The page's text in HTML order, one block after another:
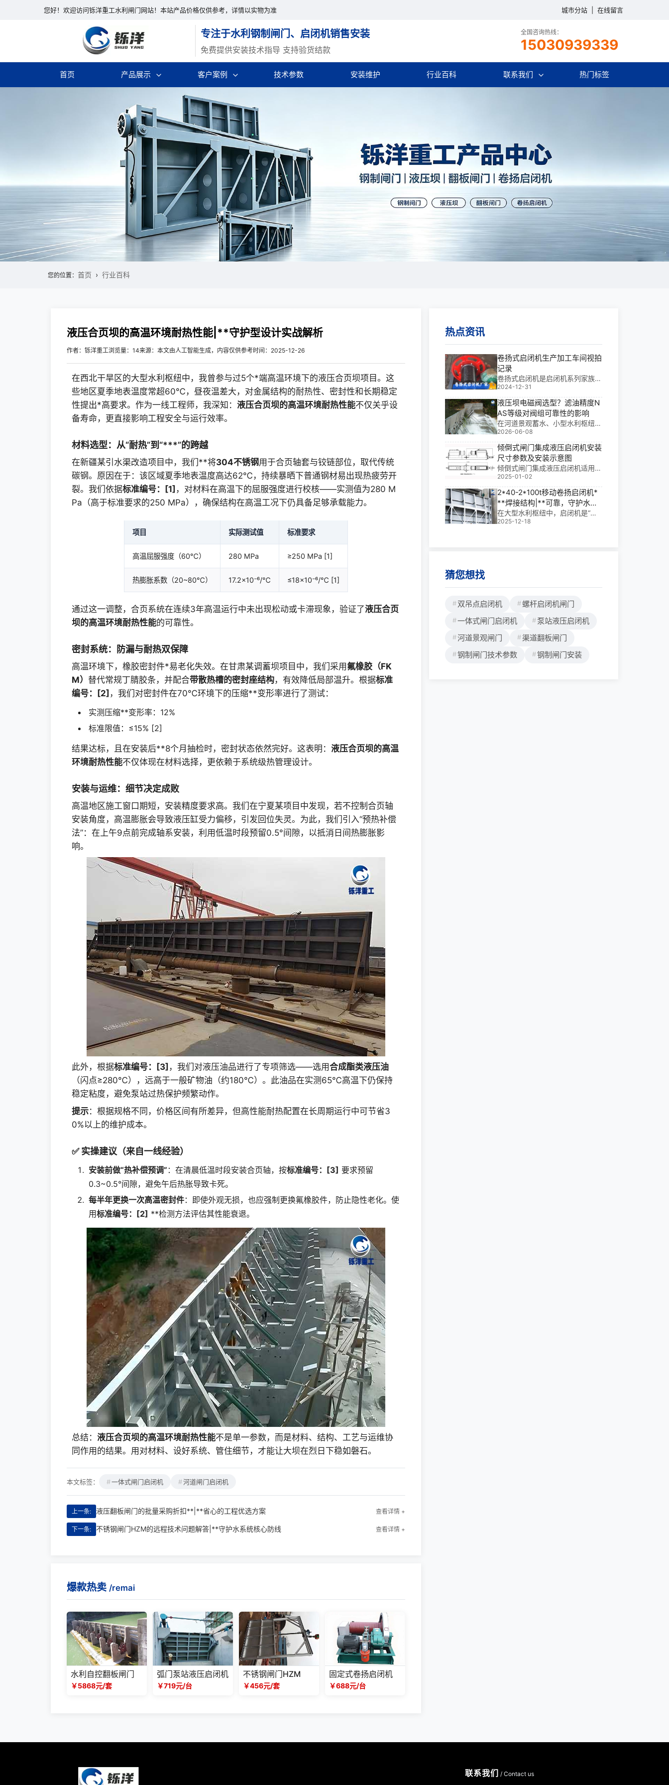
您好！欢迎访问铄洋重工水利闸门网站！本站产品价格仅供参考，详情以实物为准 城市分站 在线留言
专注于水利钢制闸门、启闭机销售安装
免费提供安装技术指导 支持验货结款
全国咨询热线：
15030939339
首页 产品展示 客户案例 技术参数 安装维护 行业百科 联系我们 热门标签
您的位置： 首页 行业百科
液压合页坝的高温环境耐热性能|**守护型设计实战解析
作者：铄洋重工浏览量：14来源：本文由人工智能生成，内容仅供参考时间：2025-12-26
在西北干旱区的大型水利枢纽中，我曾参与过5个*端高温环境下的液压合页坝项目。这
些地区夏季地表温度常超60℃，昼夜温差大，对金属结构的耐热性、密封性和长期稳定
性提出*高要求。作为一线工程师，我深知： 液压合页坝的高温环境耐热性能不仅关乎设
备寿命，更直接影响工程安全与运行效率。
材料选型：从“耐热”到“***”的跨越
在新疆某引水渠改造项目中，我们**将304不锈钢用于合页轴套与铰链部位，取代传统
碳钢。原因在于：该区域夏季地表温度高达62℃，持续暴晒下普通钢材易出现热疲劳开
裂。我们依据标准编号：[1] ，对材料在高温下的屈服强度进行校核——实测值为280 M
Pa（高于标准要求的250 MPa），确保结构在高温工况下仍具备足够承载能力。
项目 实际测试值 标准要求
高温屈服强度（60℃） 280 MPa ≥250 MPa [1]
热膨胀系数（20~80℃） 17.2×10⁻⁶/℃ ≤18×10⁻⁶/℃ [1]
通过这一调整，合页系统在连续3年高温运行中未出现松动或卡滞现象，验证了液压合页
坝的高温环境耐热性能的可靠性。
密封系统：防漏与耐热双保障
高温环境下，橡胶密封件*易老化失效。在甘肃某调蓄坝项目中，我们采用 氟橡胶（FK
M） 替代常规丁腈胶条，并配合带散热槽的密封座结构，有效降低局部温升。根据标准
编号：[2] ，我们对密封件在70℃环境下的压缩**变形率进行了测试：
实测压缩**变形率：12%
标准限值：≤15% [2]
结果达标，且在安装后**8个月抽检时，密封状态依然完好。这表明： 液压合页坝的高温
环境耐热性能不仅体现在材料选择，更依赖于系统级热管理设计。
安装与运维：细节决定成败
高温地区施工窗口期短，安装精度要求高。我们在宁夏某项目中发现，若不控制合页轴
安装角度，高温膨胀会导致液压缸受力偏移，引发回位失灵。为此，我们引入“预热补偿
法”：在上午9点前完成轴系安装，利用低温时段预留0.5°间隙，以抵消日间热膨胀影
响。
此外，根据标准编号：[3] ，我们对液压油品进行了专项筛选——选用合成酯类液压油
（闪点≥280℃），远高于一般矿物油（约180℃）。此油品在实测65℃高温下仍保持
稳定粘度，避免泵站过热保护频繁动作。
提示：根据规格不同，价格区间有所差异，但高性能耐热配置在长周期运行中可节省3
0%以上的维护成本。
✅ 实操建议（来自一线经验）
安装前做“热补偿预调” ：在清晨低温时段安装合页轴，按标准编号：[3] 要求预留
0.3~0.5°间隙，避免午后热胀导致卡死。
每半年更换一次高温密封件：即使外观无损，也应强制更换氟橡胶件，防止隐性老化。使
用标准编号：[2] **检测方法评估其性能衰退。
总结： 液压合页坝的高温环境耐热性能不是单一参数，而是材料、结构、工艺与运维协
同作用的结果。用对材料、设好系统、管住细节，才能让大坝在烈日下稳如磐石。
本文标签： 一体式闸门启闭机 河道闸门启闭机
上一条: 液压翻板闸门的批量采购折扣**|**省心的工程优选方案 查看详情 +
下一条: 不锈钢闸门HZM的远程技术问题解答|**守护水系统核心防线 查看详情 +
爆款热卖 /remai
水利自控翻板闸门
￥5868元/套
弧门泵站液压启闭机
￥719元/台
不锈钢闸门HZM
￥456元/套
固定式卷扬启闭机
￥688元/台
热点资讯
卷扬式启闭机生产加工车间视拍
记录
卷扬式启闭机是启闭机系列家族中
重要的一员，理论上具有扬程不受
限制，启门力大，具有自锁装置，
方便调节闸门开度，形式多样，有
固定式卷扬启闭机（其中包括普通
固定式卷扬启闭机，通常用来启闭
各种平面闸门，有快速闭门卷扬启
闭机，可实现快速闭门，通常用来
启闭事故闸，还有弧门卷扬启闭
机，专门用来启闭弧形闸门的。）
另
2024-12-31
液压坝电磁阀选型？滤油精度N
AS等级对阀组可靠性的影响
在河道景观蓄水、小型水利枢纽、
灌溉区挡水及城市河道治理中，液
压坝常因泥沙淤积与水质波动面临
控制失灵难题。合理匹配电磁阀通
径与响应特性，并严格把控滤油N
AS等级，是维持阀组长期稳定运
行的关键。
2026-06-08
倾倒式闸门集成液压启闭机安装
尺寸参数及安装示意图
倾倒式闸门集成液压启闭机适用于
挡水或调节水位景观水利工程，它
具有结构简单、有过载保护及预警
功能，易于安装和维护的特点，采
用双吊点同步布置。一、倾倒式闸
门集成液压启闭机安装尺寸参数倾
倒式闸门集成液压启闭机安装尺寸
2025-01-02
2*40-2*100t移动卷扬启闭机*
**焊接结构|**可靠，守护水利
命脉
在大型水利枢纽中，启闭机是“闸
门的双手”，直接关系到调水调
2025-12-18
猜您想找
双吊点启闭机
螺杆启闭机闸门
一体式闸门启闭机
泵站液压启闭机
河道景观闸门
渠道翻板闸门
钢制闸门技术参数
钢制闸门安装
联系我们 / Contact us